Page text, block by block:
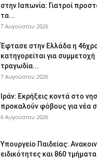
στην Ιαπωνία: Γιατροί
τα...
7 Αυγούστου 2026
Έφτασε στην Ελλάδα η
κατηγορείται για συμμετοχή
τραγωδία...
7 Αυγούστου 2026
Ιράν: Εκρήξεις κοντά στο
προκαλούν φόβους για νέα
6 Αυγούστου 2026
Υπουργείο Παιδείας:
ειδικότητες και 860